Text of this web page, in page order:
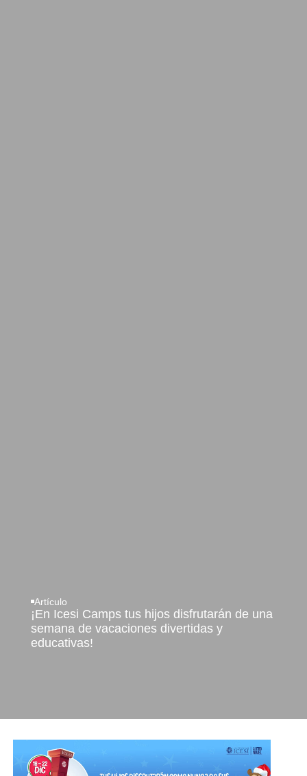
Artículo
¡En Icesi Camps tus hijos disfrutarán de una
semana de vacaciones divertidas y
educativas!